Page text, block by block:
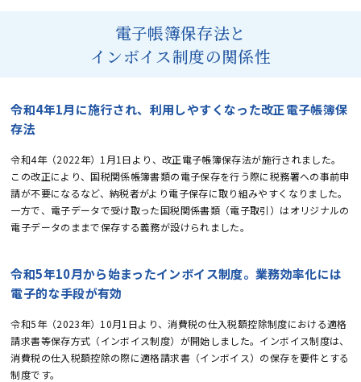
電子帳簿保存法と
インボイス制度の関係性
令和4年1月に施行され、利用しやすくなった改正電子帳簿保
存法
令和4年（2022年）1月1日より、改正電子帳簿保存法が施行されました。
この改正により、国税関係帳簿書類の電子保存を行う際に税務署への事前申
請が不要になるなど、納税者がより電子保存に取り組みやすくなりました。
一方で、電子データで受け取った国税関係書類（電子取引）はオリジナルの
電子データのままで保存する義務が設けられました。
令和5年10月から始まったインボイス制度。業務効率化には
電子的な手段が有効
令和5年（2023年）10月1日より、消費税の仕入税額控除制度における適格
請求書等保存方式（インボイス制度）が開始しました。インボイス制度は、
消費税の仕入税額控除の際に適格請求書（インボイス）の保存を要件とする
制度です。